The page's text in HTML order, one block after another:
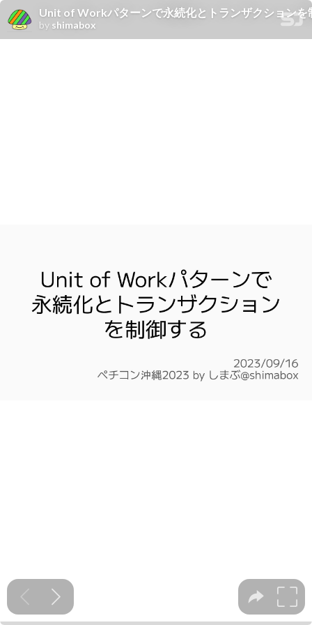
Unit of Workパターンで永続化とトランザクションを
by shimabox